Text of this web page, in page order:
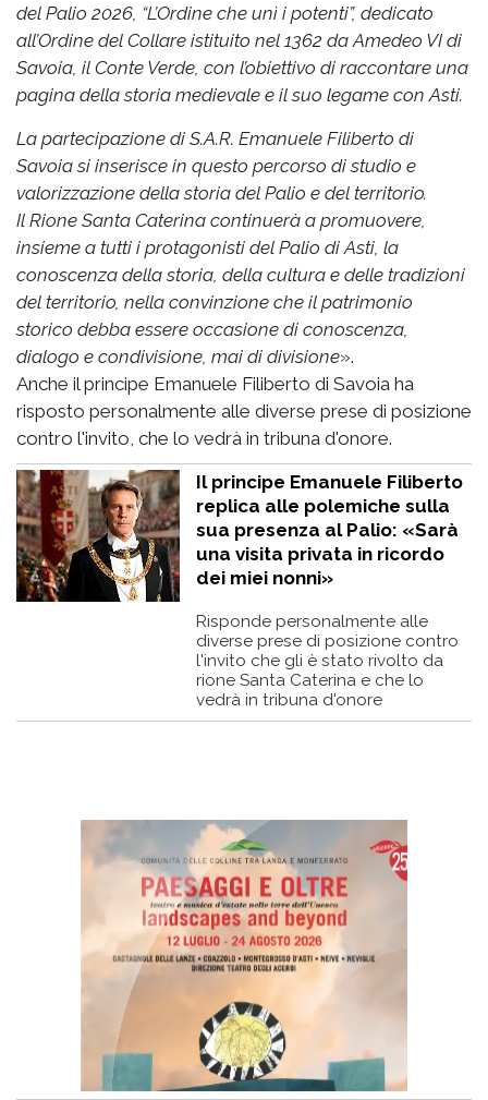
del Palio 2026, “L’Ordine che unì i potenti”, dedicato
all’Ordine del Collare istituito nel 1362 da Amedeo VI di
Savoia, il Conte Verde, con l’obiettivo di raccontare una
pagina della storia medievale e il suo legame con Asti.
La partecipazione di S.A.R. Emanuele Filiberto di
Savoia si inserisce in questo percorso di studio e
valorizzazione della storia del Palio e del territorio.
Il Rione Santa Caterina continuerà a promuovere,
insieme a tutti i protagonisti del Palio di Asti, la
conoscenza della storia, della cultura e delle tradizioni
del territorio, nella convinzione che il patrimonio
storico debba essere occasione di conoscenza,
dialogo e condivisione, mai di divisione».
Anche il principe Emanuele Filiberto di Savoia ha
risposto personalmente alle diverse prese di posizione
contro l'invito, che lo vedrà in tribuna d'onore.
Il principe Emanuele Filiberto
replica alle polemiche sulla
sua presenza al Palio: «Sarà
una visita privata in ricordo
dei miei nonni»
Risponde personalmente alle
diverse prese di posizione contro
l'invito che gli è stato rivolto da
rione Santa Caterina e che lo
vedrà in tribuna d'onore